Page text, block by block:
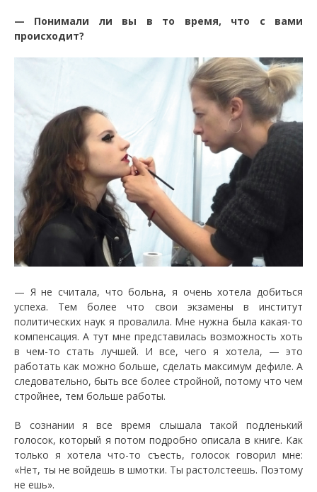
— Понимали ли вы в то время, что с вами
происходит?
— Я не считала, что больна, я очень хотела добиться
успеха. Тем более что свои экзамены в институт
политических наук я провалила. Мне нужна была какая-то
компенсация. А тут мне представилась возможность хоть
в чем-то стать лучшей. И все, чего я хотела, — это
работать как можно больше, сделать максимум дефиле. А
следовательно, быть все более стройной, потому что чем
стройнее, тем больше работы.
В сознании я все время слышала такой подленький
голосок, который я потом подробно описала в книге. Как
только я хотела что-то съесть, голосок говорил мне:
«Нет, ты не войдешь в шмотки. Ты растолстеешь. Поэтому
не ешь».